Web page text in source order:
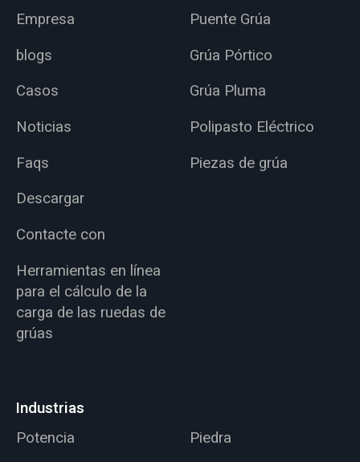
Empresa
blogs
Casos
Noticias
Faqs
Descargar
Contacte con
Herramientas en línea
para el cálculo de la
carga de las ruedas de
grúas
Puente Grúa
Grúa Pórtico
Grúa Pluma
Polipasto Eléctrico
Piezas de grúa
Industrias
Potencia
Piedra